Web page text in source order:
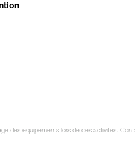
des équipements lors de ces activités.